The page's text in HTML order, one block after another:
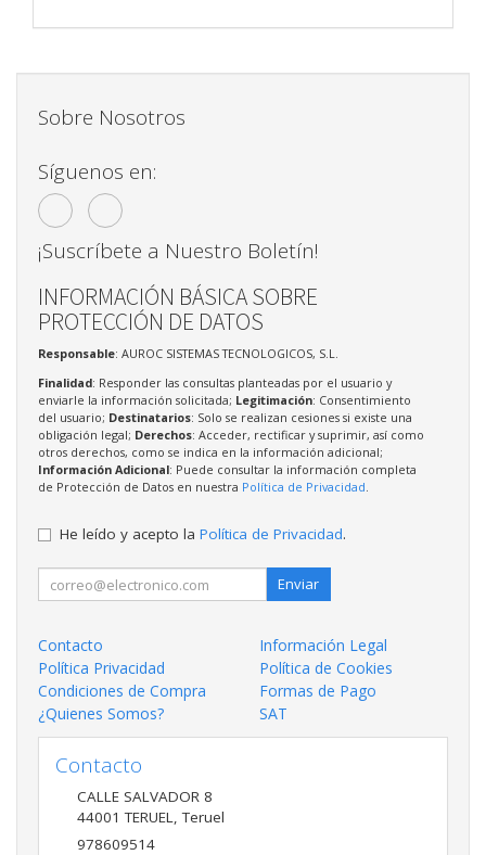
Sobre Nosotros
Síguenos en:
¡Suscríbete a Nuestro Boletín!
INFORMACIÓN BÁSICA SOBRE
PROTECCIÓN DE DATOS
Responsable: AUROC SISTEMAS TECNOLOGICOS, S.L.
Finalidad: Responder las consultas planteadas por el usuario y
enviarle la información solicitada; Legitimación: Consentimiento
del usuario; Destinatarios: Solo se realizan cesiones si existe una
obligación legal; Derechos: Acceder, rectificar y suprimir, así como
otros derechos, como se indica en la información adicional;
Información Adicional: Puede consultar la información completa
de Protección de Datos en nuestra Política de Privacidad
He leído y acepto la Política de Privacidad.
Enviar
Contacto
Información Legal
Política Privacidad
Política de Cookies
Condiciones de Compra
Formas de Pago
¿Quienes Somos?
SAT
Contacto
CALLE SALVADOR 8
44001 TERUEL,Teruel
978609514